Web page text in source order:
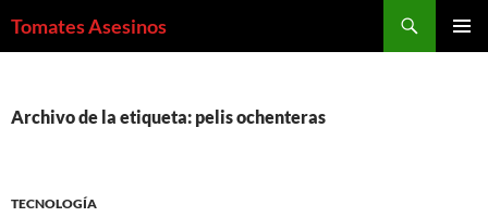
Tomates Asesinos
Archivo de la etiqueta: pelis ochenteras
TECNOLOGÍA